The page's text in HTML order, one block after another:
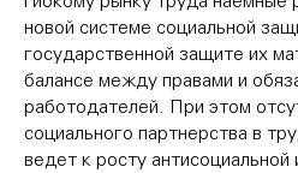
новой системе социальной
государственной защите их
балансе между правами и
работодателей. При этом
социального партнерства в
ведет к росту антисоциальной